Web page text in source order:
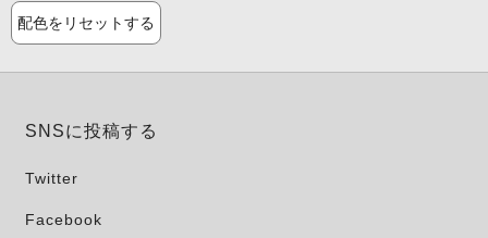
配色をリセットする
SNSに投稿する
Twitter
Facebook